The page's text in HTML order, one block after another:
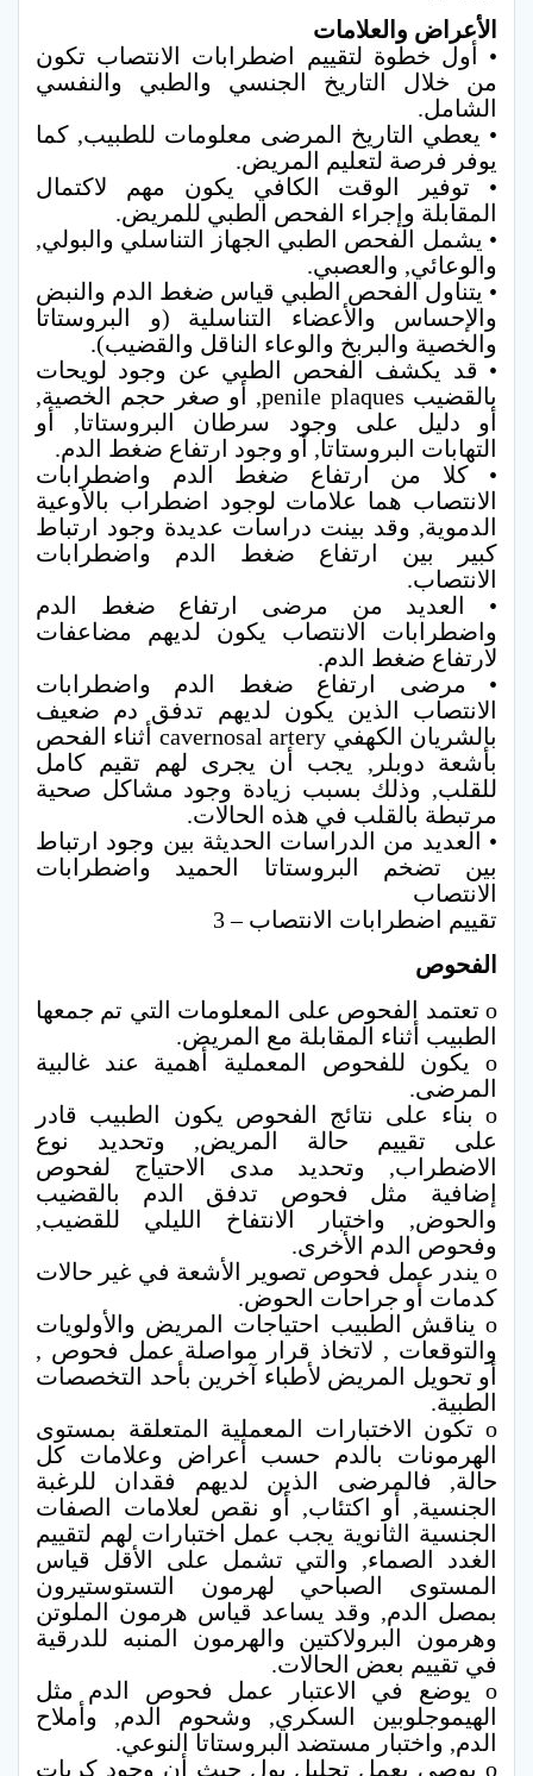
الأعراض والعلامات
• أول خطوة لتقييم اضطرابات الانتصاب تكون
من خلال التاريخ الجنسي والطبي والنفسي
الشامل.
• يعطي التاريخ المرضى معلومات للطبيب, كما
يوفر فرصة لتعليم المريض.
• توفير الوقت الكافي يكون مهم لاكتمال
المقابلة وإجراء الفحص الطبي للمريض.
• يشمل الفحص الطبي الجهاز التناسلي والبولي,
والوعائي, والعصبي.
• يتناول الفحص الطبي قياس ضغط الدم والنبض
والإحساس والأعضاء التناسلية (و البروستاتا
والخصية والبربخ والوعاء الناقل والقضيب).
• قد يكشف الفحص الطبي عن وجود لويحات
بالقضيب penile plaques, أو صغر حجم الخصية,
أو دليل على وجود سرطان البروستاتا, أو
التهابات البروستاتا, أو وجود ارتفاع ضغط الدم.
• كلا من ارتفاع ضغط الدم واضطرابات
الانتصاب هما علامات لوجود اضطراب بالأوعية
الدموية, وقد بينت دراسات عديدة وجود ارتباط
كبير بين ارتفاع ضغط الدم واضطرابات
الانتصاب.
• العديد من مرضى ارتفاع ضغط الدم
واضطرابات الانتصاب يكون لديهم مضاعفات
لارتفاع ضغط الدم.
• مرضى ارتفاع ضغط الدم واضطرابات
الانتصاب الذين يكون لديهم تدفق دم ضعيف
بالشريان الكهفي cavernosal artery أثناء الفحص
بأشعة دوبلر, يجب أن يجرى لهم تقيم كامل
للقلب, وذلك بسبب زيادة وجود مشاكل صحية
مرتبطة بالقلب في هذه الحالات.
• العديد من الدراسات الحديثة بين وجود ارتباط
بين تضخم البروستاتا الحميد واضطرابات
الانتصاب
تقييم اضطرابات الانتصاب – 3
الفحوص
o تعتمد الفحوص على المعلومات التي تم جمعها
الطبيب أثناء المقابلة مع المريض.
o يكون للفحوص المعملية أهمية عند غالبية
المرضى.
o بناء على نتائج الفحوص يكون الطبيب قادر
على تقييم حالة المريض, وتحديد نوع
الاضطراب, وتحديد مدى الاحتياج لفحوص
إضافية مثل فحوص تدفق الدم بالقضيب
والحوض, واختبار الانتفاخ الليلي للقضيب,
وفحوص الدم الأخرى.
o يندر عمل فحوص تصوير الأشعة في غير حالات
كدمات أو جراحات الحوض.
o يناقش الطبيب احتياجات المريض والأولويات
والتوقعات , لاتخاذ قرار مواصلة عمل فحوص ,
أو تحويل المريض لأطباء آخرين بأحد التخصصات
الطبية.
o تكون الاختبارات المعملية المتعلقة بمستوى
الهرمونات بالدم حسب أعراض وعلامات كل
حالة, فالمرضى الذين لديهم فقدان للرغبة
الجنسية, أو اكتئاب, أو نقص لعلامات الصفات
الجنسية الثانوية يجب عمل اختبارات لهم لتقييم
الغدد الصماء, والتي تشمل على الأقل قياس
المستوى الصباحي لهرمون التستوستيرون
بمصل الدم, وقد يساعد قياس هرمون الملوتن
وهرمون البرولاكتين والهرمون المنبه للدرقية
في تقييم بعض الحالات.
o يوضع في الاعتبار عمل فحوص الدم مثل
الهيموجلوبين السكري, وشحوم الدم, وأملاح
الدم, واختبار مستضد البروستاتا النوعي.
o يوصى بعمل تحليل بول حيث أن وجود كريات